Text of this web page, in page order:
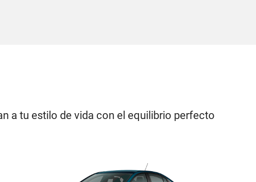
a tu estilo de vida con el equilibrio perfecto